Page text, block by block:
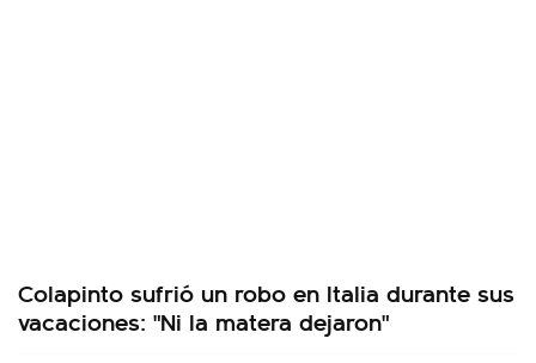
Colapinto sufrió un robo en Italia durante sus
vacaciones: "Ni la matera dejaron"